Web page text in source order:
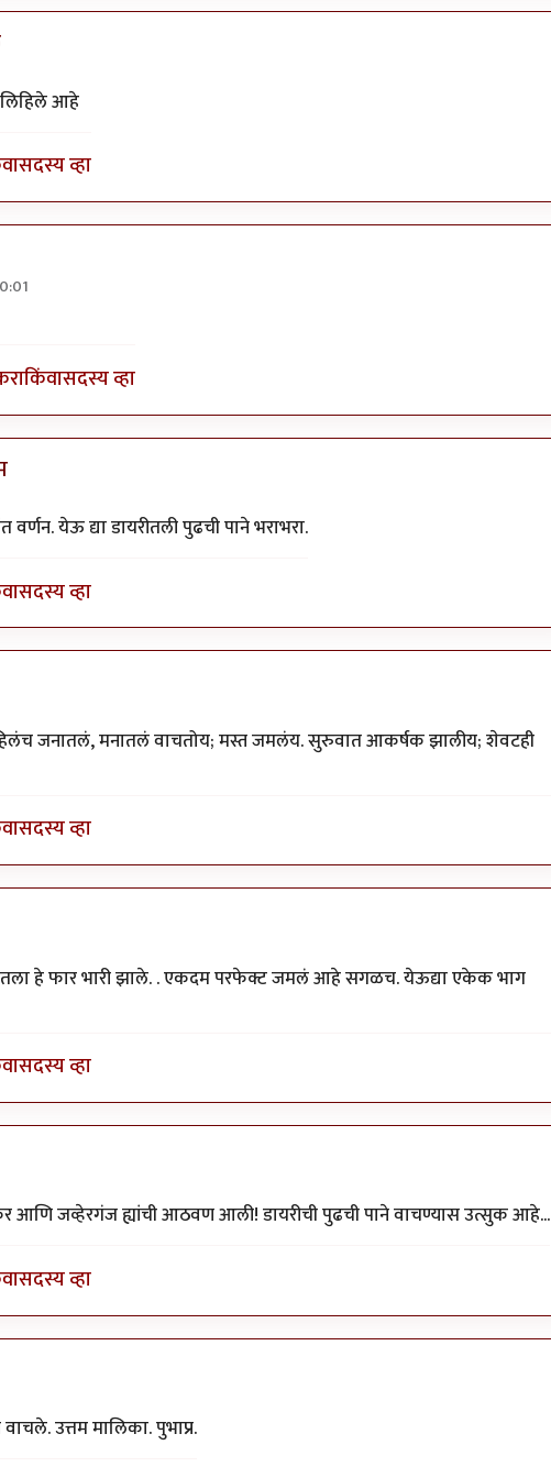
आहे
सदस्य व्हा
आठवण येईल
किंवासदस्य व्हा
येऊ द्या डायरीतली पुढची पाने भराभरा.
सदस्य व्हा
जनातलं, मनातलं वाचतोय; मस्त जमलंय. सुरुवात आकर्षक झालीय; शेवटही
सदस्य व्हा
हे फार भारी झाले. . एकदम परफेक्ट जमलं आहे सगळच. येऊद्या एकेक भाग
सदस्य व्हा
आणि जव्हेरगंज ह्यांची आठवण आली! डायरीची पुढची पाने वाचण्यास उत्सुक आहे...
सदस्य व्हा
उत्तम मालिका. पुभाप्र.